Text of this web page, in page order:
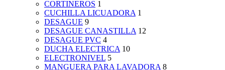
CORTINEROS 1
CUCHILLA LICUADORA 1
DESAGUE 9
DESAGUE CANASTILLA 12
DESAGUE PVC 4
DUCHA ELECTRICA 10
ELECTRONIVEL 5
MANGUERA PARA LAVADORA 8